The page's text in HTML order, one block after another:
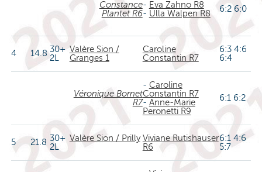
Constance
Plantet R6
- Eva Zahno R8
- Ulla Walpen R8 6:2 6:0
4 14.830+
2L
Valère Sion /
Granges 1
Caroline
Constantin R7
6:3 4:6
6:4
Véronique Bornet
R7
- Caroline
Constantin R7
- Anne-Marie
Peronetti R9
6:1 6:2
5 21.8 30+
2L
Valère Sion / Prilly Viviane Rutishauser
R6
6:1 4:6
5:7